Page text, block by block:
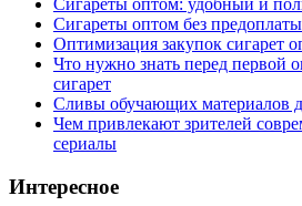
Сигареты оптом: удобный и
Сигареты оптом без
Оптимизация закупок сигарет
Что нужно знать перед первой
сигарет
Сливы обучающих материалов
Чем привлекают зрителей
сериалы
Интересное